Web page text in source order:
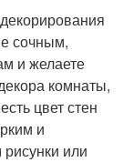
сочным,
и желаете
комнаты,
цвет стен
и
или